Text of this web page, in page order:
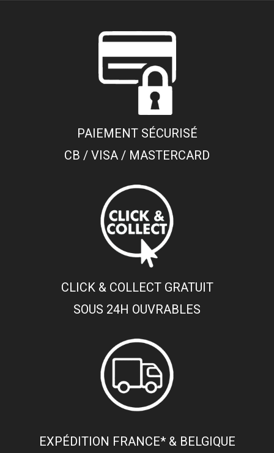
PAIEMENT SÉCURISÉ
CB / VISA / MASTERCARD
CLICK & COLLECT GRATUIT
SOUS 24H OUVRABLES
EXPÉDITION FRANCE* & BELGIQUE